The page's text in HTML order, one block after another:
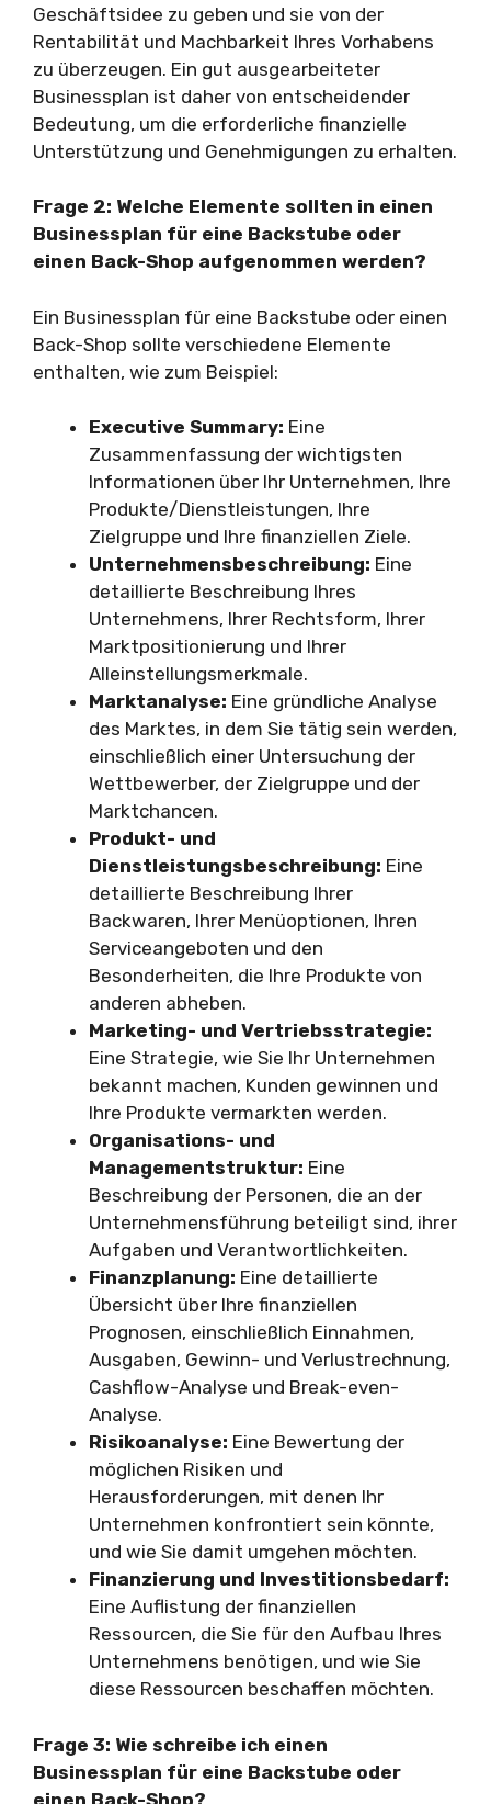
Geschäftsidee zu geben und sie von der
Rentabilität und Machbarkeit Ihres Vorhabens
zu überzeugen. Ein gut ausgearbeiteter
Businessplan ist daher von entscheidender
Bedeutung, um die erforderliche finanzielle
Unterstützung und Genehmigungen zu erhalten.
Frage 2: Welche Elemente sollten in einen
Businessplan für eine Backstube oder
einen Back-Shop aufgenommen werden?
Ein Businessplan für eine Backstube oder einen
Back-Shop sollte verschiedene Elemente
enthalten, wie zum Beispiel:
Executive Summary: Eine
Zusammenfassung der wichtigsten
Informationen über Ihr Unternehmen, Ihre
Produkte/Dienstleistungen, Ihre
Zielgruppe und Ihre finanziellen Ziele.
Unternehmensbeschreibung: Eine
detaillierte Beschreibung Ihres
Unternehmens, Ihrer Rechtsform, Ihrer
Marktpositionierung und Ihrer
Alleinstellungsmerkmale.
Marktanalyse: Eine gründliche Analyse
des Marktes, in dem Sie tätig sein werden,
einschließlich einer Untersuchung der
Wettbewerber, der Zielgruppe und der
Marktchancen.
Produkt- und
Dienstleistungsbeschreibung: Eine
detaillierte Beschreibung Ihrer
Backwaren, Ihrer Menüoptionen, Ihren
Serviceangeboten und den
Besonderheiten, die Ihre Produkte von
anderen abheben.
Marketing- und Vertriebsstrategie:
Eine Strategie, wie Sie Ihr Unternehmen
bekannt machen, Kunden gewinnen und
Ihre Produkte vermarkten werden.
Organisations- und
Managementstruktur: Eine
Beschreibung der Personen, die an der
Unternehmensführung beteiligt sind, ihrer
Aufgaben und Verantwortlichkeiten.
Finanzplanung: Eine detaillierte
Übersicht über Ihre finanziellen
Prognosen, einschließlich Einnahmen,
Ausgaben, Gewinn- und Verlustrechnung,
Cashflow-Analyse und Break-even-
Analyse.
Risikoanalyse: Eine Bewertung der
möglichen Risiken und
Herausforderungen, mit denen Ihr
Unternehmen konfrontiert sein könnte,
und wie Sie damit umgehen möchten.
Finanzierung und Investitionsbedarf:
Eine Auflistung der finanziellen
Ressourcen, die Sie für den Aufbau Ihres
Unternehmens benötigen, und wie Sie
diese Ressourcen beschaffen möchten.
Frage 3: Wie schreibe ich einen
Businessplan für eine Backstube oder
einen Back-Shop?